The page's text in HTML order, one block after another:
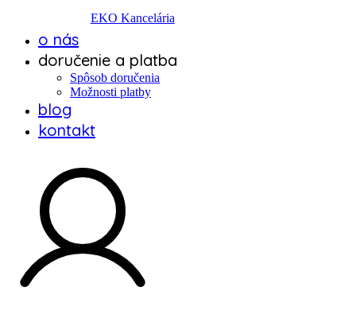
EKO Kancelária
o nás
doručenie a platba
Spôsob doručenia
Možnosti platby
blog
kontakt